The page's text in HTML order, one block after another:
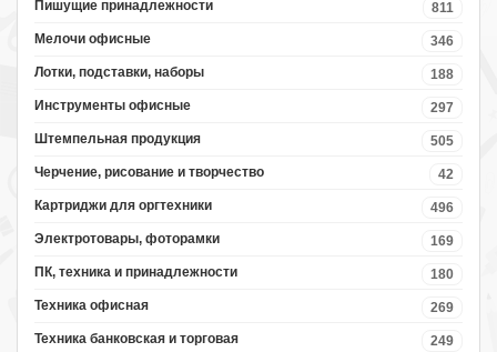
811
Пишущие принадлежности
346
Мелочи офисные
188
Лотки, подставки, наборы
297
Инструменты офисные
505
Штемпельная продукция
42
Черчение, рисование и творчество
496
Картриджи для оргтехники
169
Электротовары, фоторамки
180
ПК, техника и принадлежности
269
Техника офисная
249
Техника банковская и торговая